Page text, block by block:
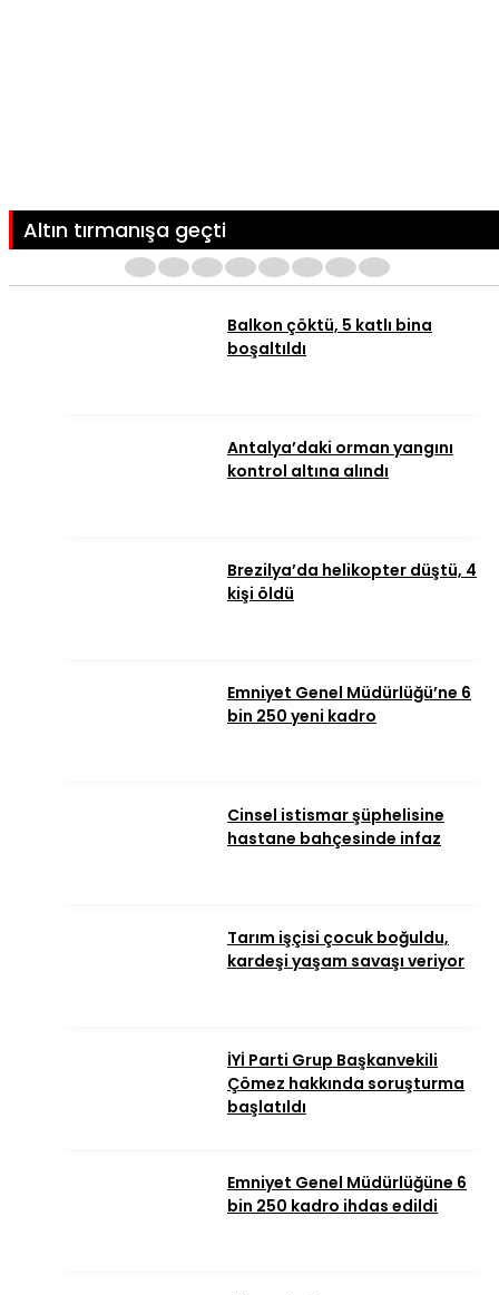
Altın tırmanışa geçti
Balkon çöktü, 5 katlı bina
boşaltıldı
Antalya’daki orman yangını
kontrol altına alındı
Brezilya’da helikopter düştü, 4
kişi öldü
Emniyet Genel Müdürlüğü’ne 6
bin 250 yeni kadro
Cinsel istismar şüphelisine
hastane bahçesinde infaz
Tarım işçisi çocuk boğuldu,
kardeşi yaşam savaşı veriyor
İYİ Parti Grup Başkanvekili
Çömez hakkında soruşturma
başlatıldı
Emniyet Genel Müdürlüğüne 6
bin 250 kadro ihdas edildi